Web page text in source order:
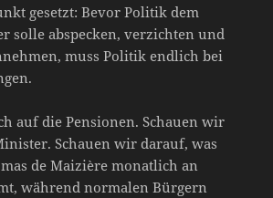
gesetzt: Bevor Politik dem
solle abspecken, verzichten und
muss Politik endlich bei
auf die Pensionen. Schauen wir
Schauen wir darauf, was
de Maizière monatlich an
während normalen Bürgern